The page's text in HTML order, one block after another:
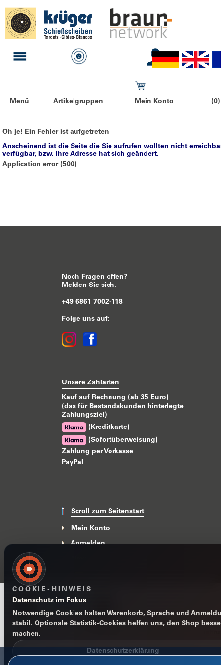
Menü Artikelgruppen Mein Konto
Oh je! Ein Fehler ist aufgetreten.
Anscheinend ist die Seite die Sie aufrufen wollten nicht
verfügbar, bzw. Ihre Adresse hat sich geändert.
Application error (500)
Noch Fragen offen?
Melden Sie sich.
+49 6861 7002-118
Folge uns auf:
Unsere Zahlarten
Kauf auf Rechnung (ab 35 Euro)
(das für Bestandskunden hinterlegte
Zahlungsziel)
(Kreditkarte)
(Sofortüberweisung)
Zahlung per Vorkasse
PayPal
Scroll zum Seitenstart
Mein Konto
Anmelden
Impressum
COOKIE-HINWEIS
Datenschutz im Fokus
Notwendige Cookies halten Warenkorb, Sprache und
stabil. Optionale Statistik-Cookies helfen uns, den Shop
machen.
Datenschutzerklärung